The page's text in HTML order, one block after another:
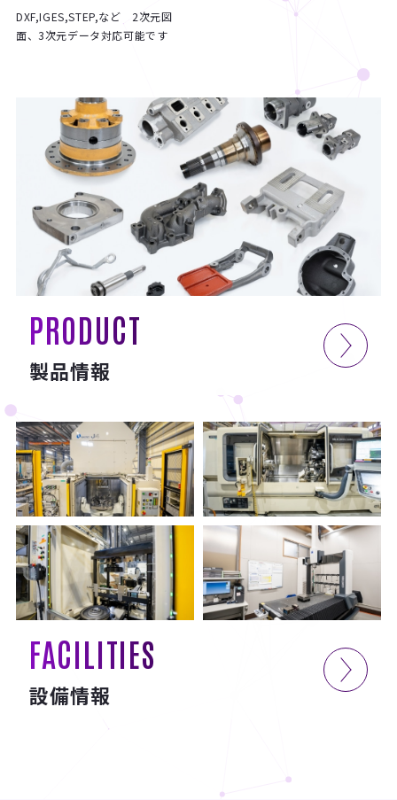
DXF,IGES,STEP,など 2次元図
面、3次元データ対応可能です
PRODUCT
製品情報
FACILITIES
設備情報